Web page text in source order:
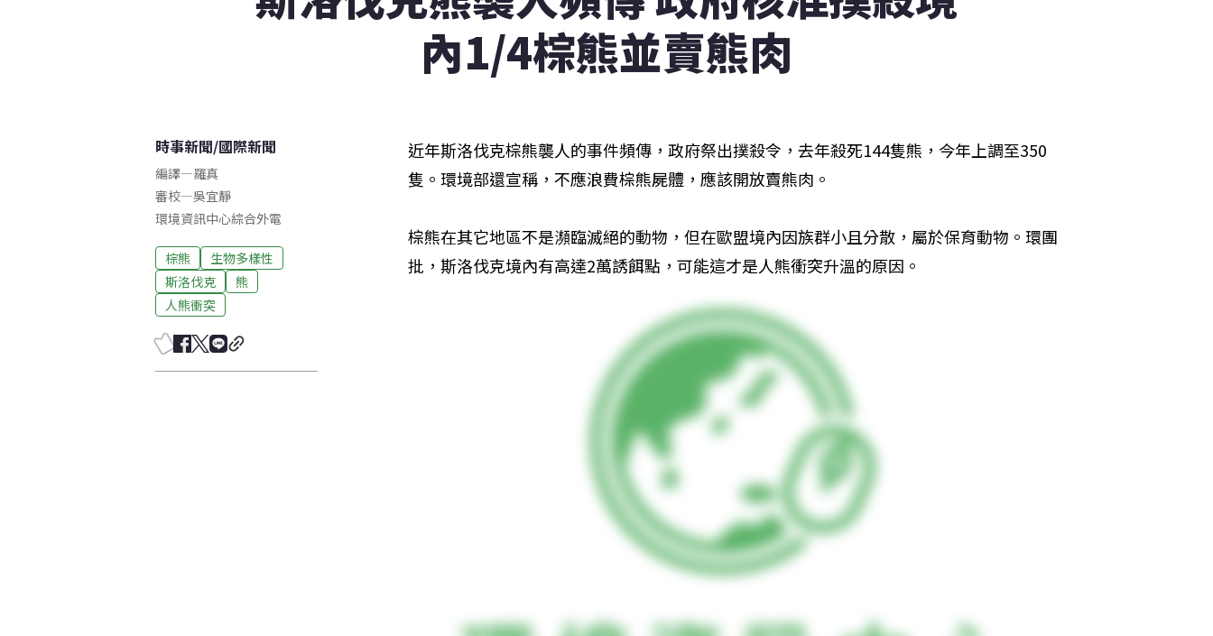
內1/4棕熊並賣熊肉
時事新聞/國際新聞
編譯—羅真
審校—吳宜靜
環境資訊中心綜合外電
棕熊
生物多樣性
斯洛伐克
熊
人熊衝突
近年斯洛伐克棕熊襲人的事件頻傳，政府祭出撲殺令，去年殺死144隻熊，今年上調至350
隻。環境部還宣稱，不應浪費棕熊屍體，應該開放賣熊肉。
棕熊在其它地區不是瀕臨滅絕的動物，但在歐盟境內因族群小且分散，屬於保育動物。環團
批，斯洛伐克境內有高達2萬誘餌點，可能這才是人熊衝突升溫的原因。